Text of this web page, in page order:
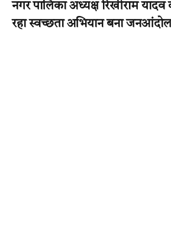
नगर पालिका अध्यक्ष रिखीराम
रहा स्वच्छता अभियान बना